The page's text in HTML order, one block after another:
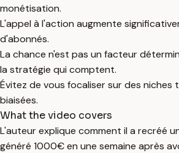
monétisation.
L'appel à l'action augmente
d'abonnés.
La chance n'est pas un facteur
la stratégie qui comptent.
Évitez de vous focaliser sur des
biaisées.
What the video covers
L'auteur explique comment il a recréé
généré 1000€ en une semaine après